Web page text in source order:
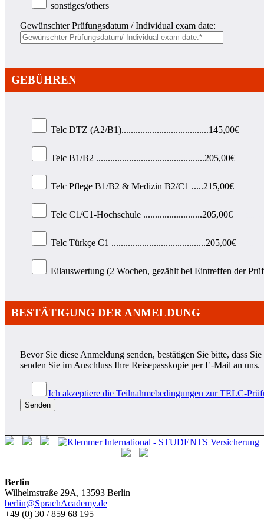
sonstiges/others
Gewünschter Prüfungsdatum / Individual exam date:
GEBÜHREN
Telc DTZ (A2/B1).....................................145,00€
Telc B1/B2 ..............................................205,00€
Telc Pflege B1/B2 & Medizin B2/C1 .....215,00€
Telc C1/C1-Hochschule .........................205,00€
Telc Türkçe C1 ........................................205,00€
Eilauswertung (2 Wochen, gezählt bei Eintreffen der
BESTÄTIGUNG DER ANMELDUNG
Bevor Sie diese Anmeldung senden, bestätigen Sie bitte, dass
senden Sie im Anschluss Ihre Reisepasskopie per E-Mail an uns.
Ich akzeptiere die Teilnahmebedingungen zur TELC-
Berlin
Wilhelmstraße 29A, 13593 Berlin
berlin@SprachAcademy.de
+49 (0) 30 / 859 68 195